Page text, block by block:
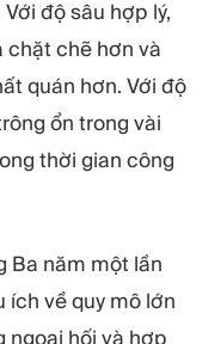
độ sâu hợp lý,
chặt chẽ hơn và
quán hơn. Với độ
ổn trong vài
thời gian công
Ba năm một lần
ích về quy mô lớn
ngoại hối và hợp